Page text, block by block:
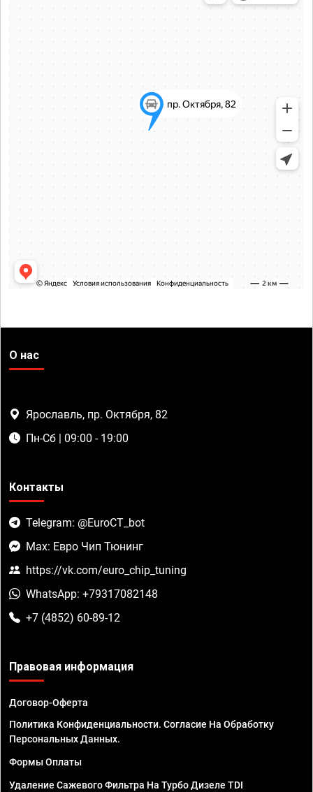
О нас
Ярославль, пр. Октября, 82
Пн-Сб | 09:00 - 19:00
Контакты
Telegram: @EuroCT_bot
Max: Евро Чип Тюнинг
https://vk.com/euro_chip_tuning
WhatsApp: +79317082148
+7 (4852) 60-89-12
Правовая информация
Договор-Оферта
Политика Конфиденциальности. Согласие На Обработку
Персональных Данных.
Формы Оплаты
Удаление Сажевого Фильтра На Турбо Дизеле TDI